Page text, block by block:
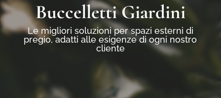
Buccelletti Giardini
Le migliori soluzioni per spazi esterni di
pregio,adatti alle esigenze di ogni nostro
cliente